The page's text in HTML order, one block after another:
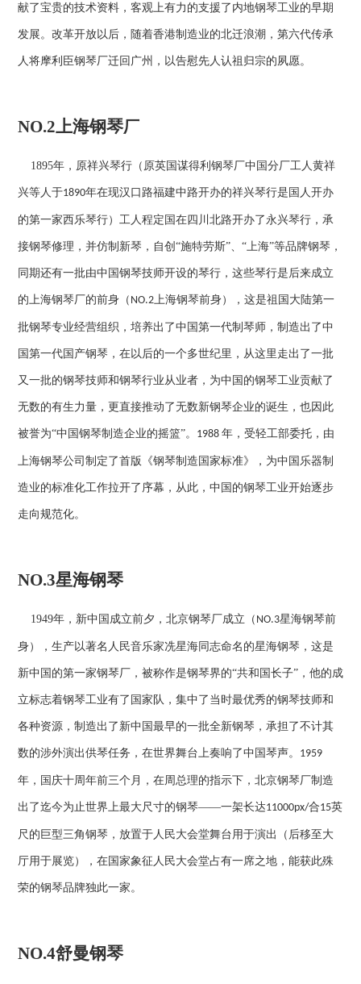
献了宝贵的技术资料，客观上有力的支援了内地钢琴工业的早期
发展。改革开放以后，随着香港制造业的北迁浪潮，第六代传承
人将摩利臣钢琴厂迁回广州，以告慰先人认祖归宗的夙愿。
NO.2上海钢琴厂
1895年，原祥兴琴行（原英国谋得利钢琴厂中国分厂工人黄祥
兴等人于1890年在现汉口路福建中路开办的祥兴琴行是国人开办
的第一家西乐琴行）工人程定国在四川北路开办了永兴琴行，承
接钢琴修理，并仿制新琴，自创“施特劳斯”、“上海”等品牌钢琴，
同期还有一批由中国钢琴技师开设的琴行，这些琴行是后来成立
的上海钢琴厂的前身（ NO.2上海钢琴前身），这是祖国大陆第一
批钢琴专业经营组织，培养出了中国第一代制琴师，制造出了中
国第一代国产钢琴，在以后的一个多世纪里，从这里走出了一批
又一批的钢琴技师和钢琴行业从业者，为中国的钢琴工业贡献了
无数的有生力量，更直接推动了无数新钢琴企业的诞生，也因此
被誉为“中国钢琴制造企业的摇篮”。 1988 年，受轻工部委托，由
上海钢琴公司制定了首版《钢琴制造国家标准》，为中国乐器制
造业的标准化工作拉开了序幕，从此，中国的钢琴工业开始逐步
走向规范化。
NO.3星海钢琴
1949年，新中国成立前夕，北京钢琴厂成立（ NO.3星海钢琴前
身），生产以著名人民音乐家冼星海同志命名的星海钢琴，这是
新中国的第一家钢琴厂，被称作是钢琴界的“共和国长子”，他的成
立标志着钢琴工业有了国家队，集中了当时最优秀的钢琴技师和
各种资源，制造出了新中国最早的一批全新钢琴，承担了不计其
数的涉外演出供琴任务，在世界舞台上奏响了中国琴声。 1959
年，国庆十周年前三个月，在周总理的指示下，北京钢琴厂制造
出了迄今为止世界上最大尺寸的钢琴——一架长达11000px/合15英
尺的巨型三角钢琴，放置于人民大会堂舞台用于演出（后移至大
厅用于展览），在国家象征人民大会堂占有一席之地，能获此殊
荣的钢琴品牌独此一家。
NO.4舒曼钢琴